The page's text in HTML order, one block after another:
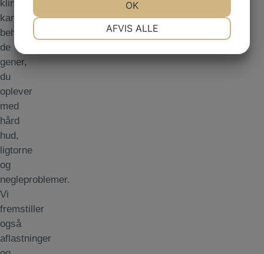
klinikken
kan vi
behandle
de
gener,
du
oplever
med
hård
hud,
ligtorne
og
negleproblemer.
Vi
fremstiller
også
aflastninger
AFVIS ALLE
OK